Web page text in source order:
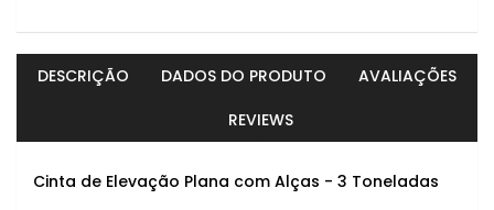
DESCRIÇÃO DADOS DO PRODUTO
AVALIAÇÕES
REVIEWS
Cinta de Elevação Plana com Alças - 3 Toneladas